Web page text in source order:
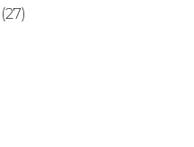
(27)